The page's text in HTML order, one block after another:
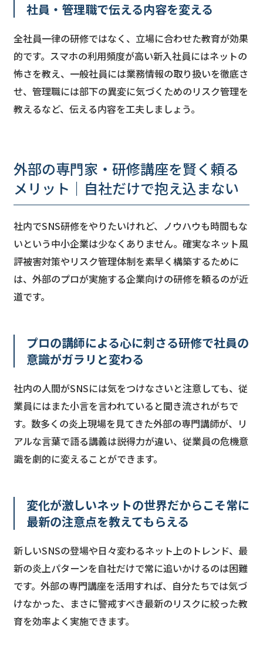
社員・管理職で伝える内容を変える
全社員一律の研修ではなく、立場に合わせた教育が効果
的です。スマホの利用頻度が高い新入社員にはネットの
怖さを教え、一般社員には業務情報の取り扱いを徹底さ
せ、管理職には部下の異変に気づくためのリスク管理を
教えるなど、伝える内容を工夫しましょう。
外部の専門家・研修講座を賢く頼る
メリット｜自社だけで抱え込まない
社内でSNS研修をやりたいけれど、ノウハウも時間もな
いという中小企業は少なくありません。確実なネット風
評被害対策やリスク管理体制を素早く構築するために
は、外部のプロが実施する企業向けの研修を頼るのが近
道です。
プロの講師による心に刺さる研修で社員の
意識がガラリと変わる
社内の人間がSNSには気をつけなさいと注意しても、従
業員にはまた小言を言われていると聞き流されがちで
す。数多くの炎上現場を見てきた外部の専門講師が、リ
アルな言葉で語る講義は説得力が違い、従業員の危機意
識を劇的に変えることができます。
変化が激しいネットの世界だからこそ常に
最新の注意点を教えてもらえる
新しいSNSの登場や日々変わるネット上のトレンド、最
新の炎上パターンを自社だけで常に追いかけるのは困難
です。外部の専門講座を活用すれば、自分たちでは気づ
けなかった、まさに警戒すべき最新のリスクに絞った教
育を効率よく実施できます。